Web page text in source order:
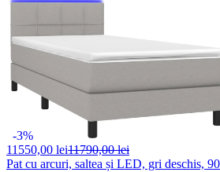
-3%
11550,00 lei11790,00 lei
Pat cu arcuri, saltea și LED, gri deschis,